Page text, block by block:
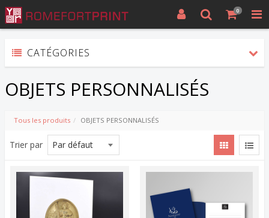
0
CATÉGORIES
OBJETS PERSONNALISÉS
Tous les produits OBJETS PERSONNALISÉS
Trier par